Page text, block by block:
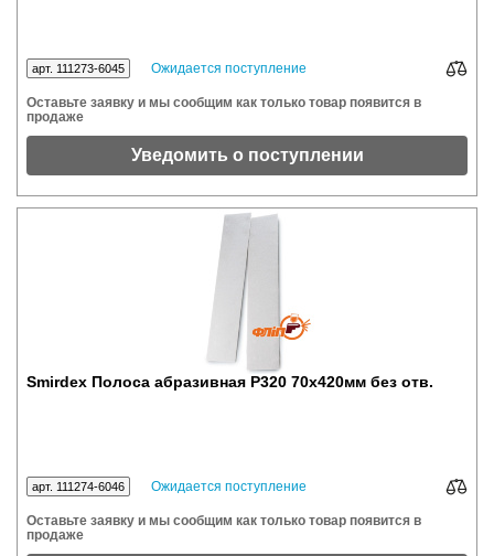
арт. 111273-6045 Ожидается поступление
Оставьте заявку и мы сообщим как только товар появится в
продаже
Уведомить о поступлении
Smirdex Полоса абразивная P320 70x420мм без отв.
арт. 111274-6046 Ожидается поступление
Оставьте заявку и мы сообщим как только товар появится в
продаже